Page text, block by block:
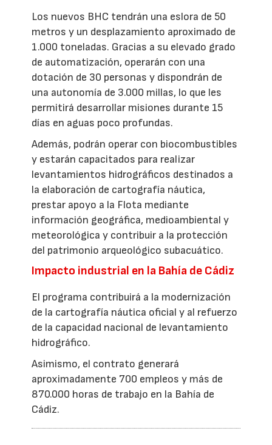
Los nuevos BHC tendrán una eslora de 50
metros y un desplazamiento aproximado de
1.000 toneladas. Gracias a su elevado grado
de automatización, operarán con una
dotación de 30 personas y dispondrán de
una autonomía de 3.000 millas, lo que les
permitirá desarrollar misiones durante 15
días en aguas poco profundas.
Además, podrán operar con biocombustibles
y estarán capacitados para realizar
levantamientos hidrográficos destinados a
la elaboración de cartografía náutica,
prestar apoyo a la Flota mediante
información geográfica, medioambiental y
meteorológica y contribuir a la protección
del patrimonio arqueológico subacuático.
Impacto industrial en la Bahía de Cádiz
El programa contribuirá a la modernización
de la cartografía náutica oficial y al refuerzo
de la capacidad nacional de levantamiento
hidrográfico.
Asimismo, el contrato generará
aproximadamente 700 empleos y más de
870.000 horas de trabajo en la Bahía de
Cádiz.